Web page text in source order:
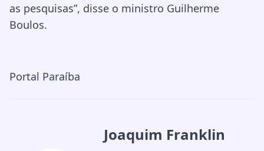
as pesquisas”, disse o ministro Guilherme
Boulos.
Portal Paraíba
Joaquim Franklin